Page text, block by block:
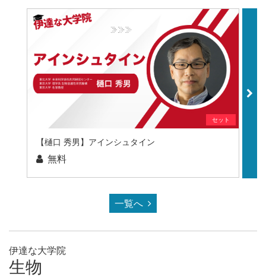
セット
【樋口 秀男】アインシュタイン
無料
一覧へ
伊達な大学院
生物